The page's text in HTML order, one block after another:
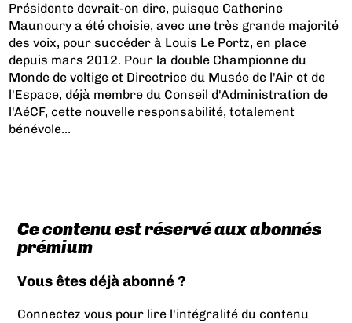
Présidente devrait-on dire, puisque Catherine
Maunoury a été choisie, avec une très grande majorité
des voix, pour succéder à Louis Le Portz, en place
depuis mars 2012. Pour la double Championne du
Monde de voltige et Directrice du Musée de l'Air et de
l'Espace, déjà membre du Conseil d'Administration de
l'AéCF, cette nouvelle responsabilité, totalement
bénévole...
Ce contenu est réservé aux abonnés
prémium
Vous êtes déjà abonné ?
Connectez vous pour lire l'intégralité du contenu